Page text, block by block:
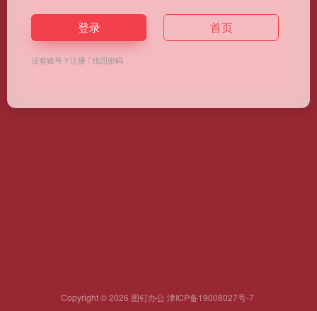
登录 首页
没有账号？注册/找回密码
Copyright © 2026 图钉办公 津ICP备19008027号-7